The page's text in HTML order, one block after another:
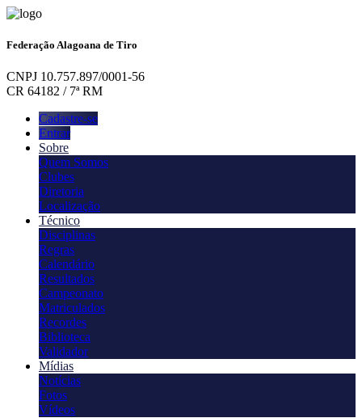
Federação Alagoana de Tiro
CNPJ 10.757.897/0001-56
CR 64182 / 7ª RM
Cadastre-se
Entrar
Sobre
Quem Somos
Clubes
Diretoria
Localização
Técnico
Disciplinas
Regras
Calendário
Resultados
Campeonato
Matriculados
Recordes
Biblioteca
Validador
Mídias
Notícias
Fotos
Vídeos